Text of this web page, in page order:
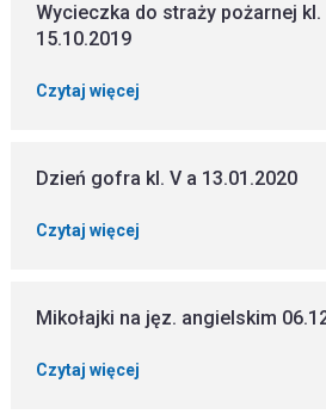
Wycieczka do straży pożarnej kl.
15.10.2019
Czytaj więcej
Dzień gofra kl. V a 13.01.2020
Czytaj więcej
Mikołajki na jęz. angielskim
Czytaj więcej